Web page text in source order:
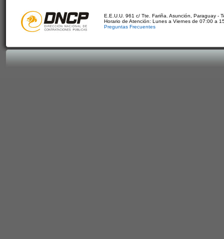
E.E.U.U. 961 c/ Tte. Fariña. Asunción, Paraguay -
Horario de Atención: Lunes a Viernes de 07:00 a
Preguntas Frecuentes